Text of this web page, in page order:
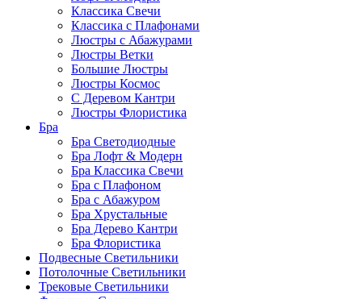
Классика Свечи
Классика с Плафонами
Люстры с Абажурами
Люстры Ветки
Большие Люстры
Люстры Космос
С Деревом Кантри
Люстры Флористика
Бра
Бра Светодиодные
Бра Лофт & Модерн
Бра Классика Свечи
Бра с Плафоном
Бра с Абажуром
Бра Хрустальные
Бра Дерево Кантри
Бра Флористика
Подвесные Светильники
Потолочные Светильники
Трековые Светильники